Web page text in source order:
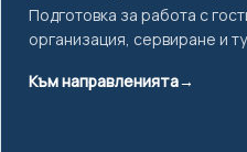
Подготовка за работа с
организация, сервиране и
Към направленията→